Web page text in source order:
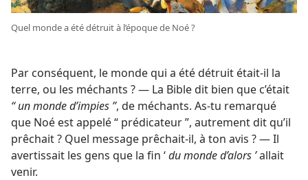
Quel monde a été détruit à l’époque de Noé ?
Par conséquent, le monde qui a été détruit était-​il la
terre, ou les méchants ? — La Bible dit bien que c’était
“ un monde d’impies ”, de méchants. As-​tu remarqué
que Noé est appelé “ prédicateur ”, autrement dit qu’il
prêchait ? Quel message prêchait-​il, à ton avis ? — Il
avertissait les gens que la fin ‘du monde d’alors ’allait
venir.